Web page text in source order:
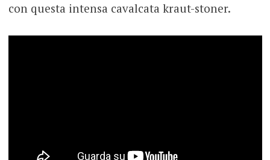
con questa intensa cavalcata kraut-stoner.